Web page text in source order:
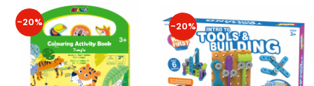
LEGO Art
LEGO Creator Expert
LEGO Architecture
LEGO Ideas
-20% -20%